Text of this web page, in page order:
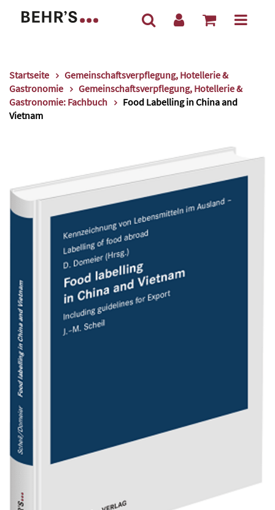
Startseite
Gemeinschaftsverpflegung, Hotellerie &
Gastronomie
Gemeinschaftsverpflegung, Hotellerie &
Gastronomie: Fachbuch
Food Labelling in China and
Vietnam